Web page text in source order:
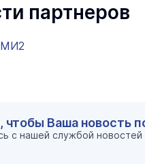
партнеров
чтобы Ваша новость
с нашей службой новостей